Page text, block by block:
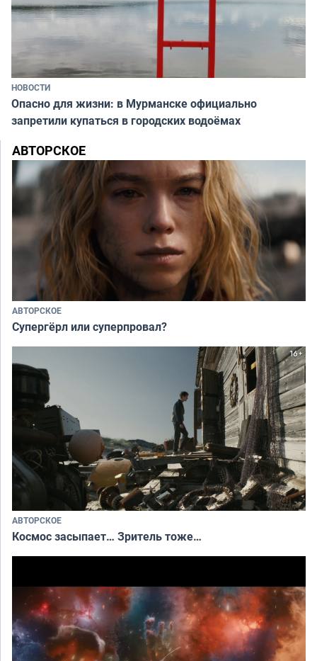
НОВОСТИ
Опасно для жизни: в Мурманске официально
запретили купаться в городских водоёмах
АВТОРСКОЕ
АВТОРСКОЕ
Супергёрл или суперпровал?
АВТОРСКОЕ
Космос засыпает… Зритель тоже…